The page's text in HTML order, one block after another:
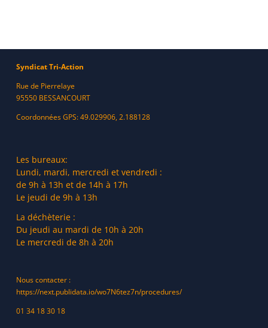
Syndicat Tri-Action
Rue de Pierrelaye
95550 BESSANCOURT
Coordonnées GPS: 49.029906, 2.188128
Les bureaux:
Lundi, mardi, mercredi et vendredi :
de 9h à 13h et de 14h à 17h
Le jeudi de 9h à 13h
La déchèterie :
Du jeudi au mardi de 10h à 20h
Le mercredi de 8h à 20h
Nous contacter :
https://next.publidata.io/wo7N6tez7n/procedures/
01 34 18 30 18